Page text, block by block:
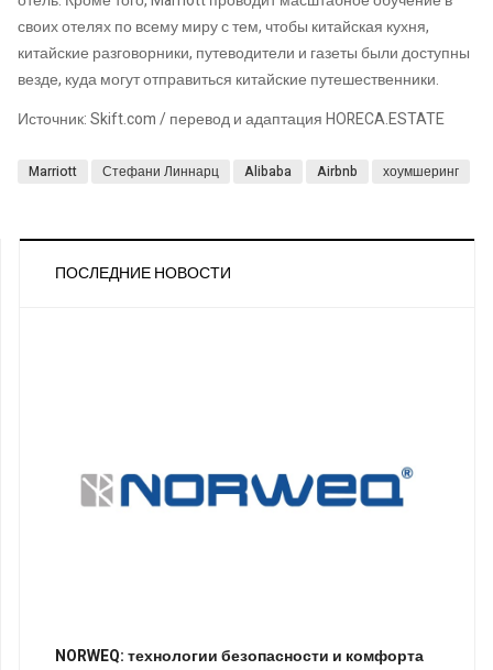
своих отелях по всему миру с тем, чтобы китайская кухня,
китайские разговорники, путеводители и газеты были доступны
везде, куда могут отправиться китайские путешественники.
Источник: Skift.com / перевод и адаптация HORECA.ESTATE
Marriott Стефани Линнарц Alibaba Airbnb хоумшеринг
ПОСЛЕДНИЕ НОВОСТИ
NORWEQ: технологии безопасности и комфорта